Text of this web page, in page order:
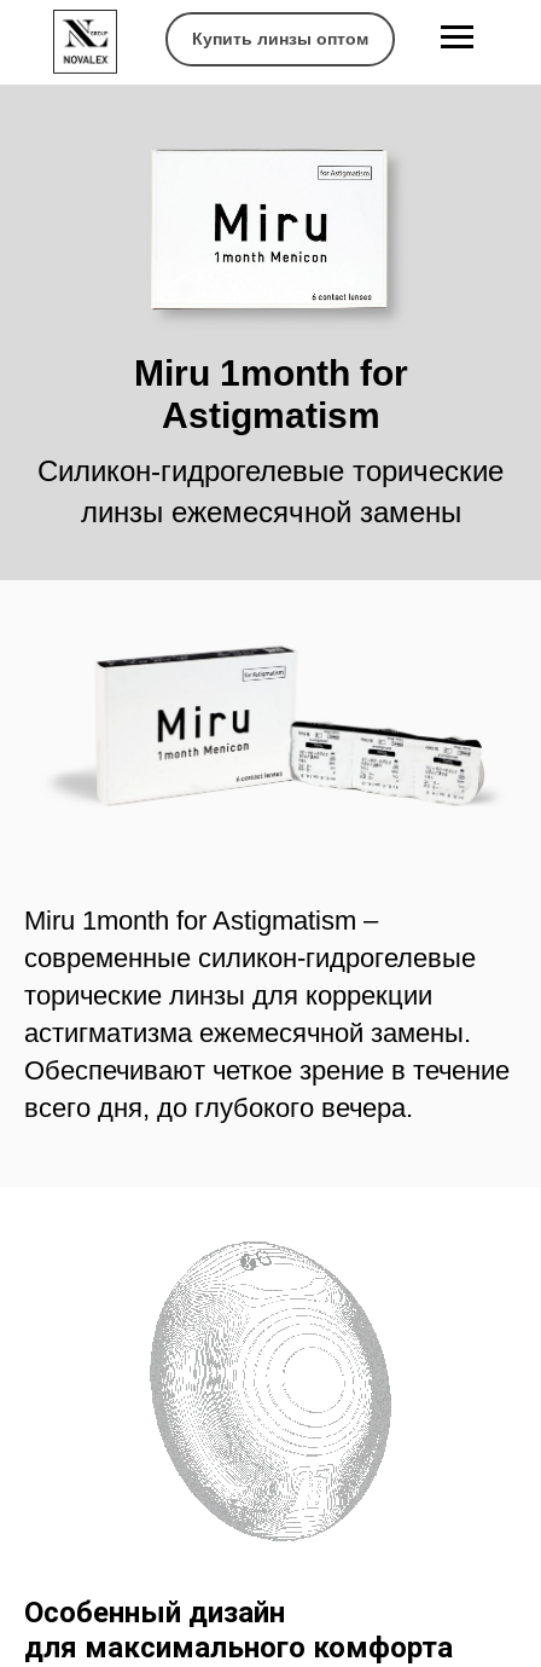
Купить линзы оптом
Miru 1month for
Astigmatism
Силикон-гидрогелевые торические
линзы ежемесячной замены
Miru 1month for Astigmatism –
современные силикон-гидрогелевые
торические линзы для коррекции
астигматизма ежемесячной замены.
Обеспечивают четкое зрение в течение
всего дня, до глубокого вечера.
Особенный дизайн
для максимального комфорта